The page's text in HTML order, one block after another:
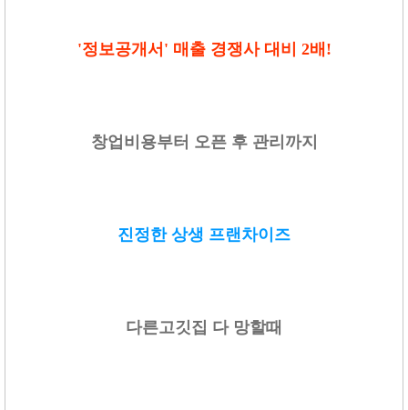
'정보공개서' 매출 경쟁사 대비 2배!
창업비용부터 오픈 후 관리까지
진정한 상생 프랜차이즈
다른고깃집 다 망할때